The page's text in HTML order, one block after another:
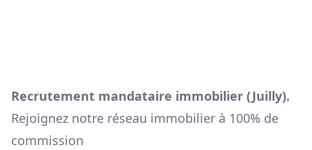
Recrutement mandataire immobilier (Juilly).
Rejoignez notre réseau immobilier à 100% de
commission